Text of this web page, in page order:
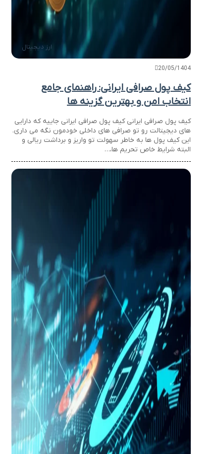
ارز دیجیتال
20/05/1404
کیف پول صرافی ایرانی: راهنمای جامع
انتخاب امن و بهترین گزینه ها
کیف پول صرافی ایرانی کیف پول صرافی ایرانی جاییه که دارایی
های دیجیتالت رو تو صرافی های داخلی خودمون نگه می داری.
این کیف پول ها به خاطر سهولت تو واریز و برداشت ریالی و
البته شرایط خاص تحریم ها،…